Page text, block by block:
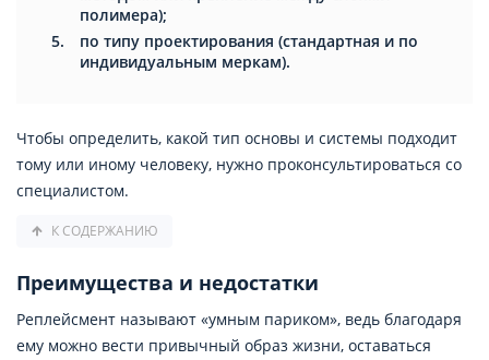
полимера);
по типу проектирования (стандартная и по
индивидуальным меркам).
Чтобы определить, какой тип основы и системы подходит
тому или иному человеку, нужно проконсультироваться со
специалистом.
К СОДЕРЖАНИЮ
Преимущества и недостатки
Реплейсмент называют «умным париком», ведь благодаря
ему можно вести привычный образ жизни, оставаться